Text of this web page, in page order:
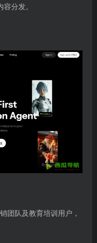
分发。
团队及教育培训用户，